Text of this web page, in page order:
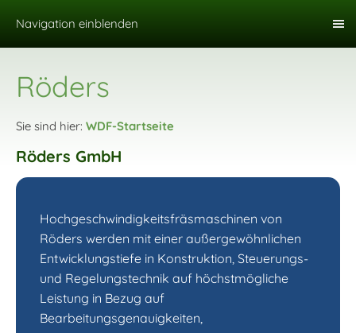
Navigation einblenden
Röders
Sie sind hier: WDF-Startseite
Röders GmbH
Hochgeschwindigkeitsfräsmaschinen von
Röders werden mit einer außergewöhnlichen
Entwicklungstiefe in Konstruktion, Steuerungs-
und Regelungstechnik auf höchstmögliche
Leistung in Bezug auf
Bearbeitungsgenauigkeiten,